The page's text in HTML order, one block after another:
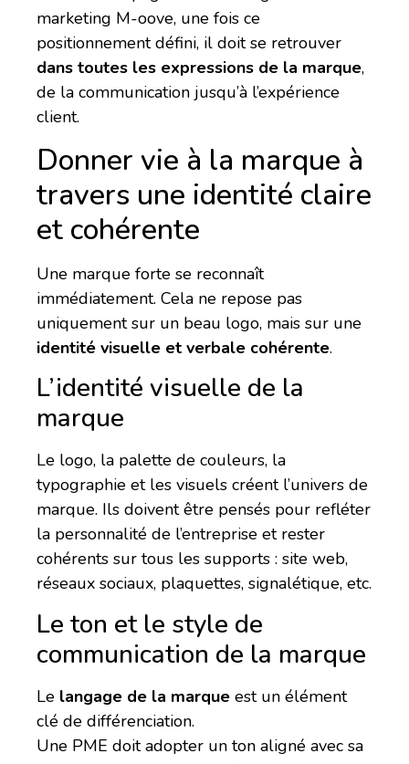
marketing M-oove, une fois ce
positionnement défini, il doit se retrouver
dans toutes les expressions de la marque,
de la communication jusqu’à l’expérience
client.
Donner vie à la marque à
travers une identité claire
et cohérente
Une marque forte se reconnaît
immédiatement. Cela ne repose pas
uniquement sur un beau logo, mais sur une
identité visuelle et verbale cohérente.
L’identité visuelle de la
marque
Le logo, la palette de couleurs, la
typographie et les visuels créent l’univers de
marque. Ils doivent être pensés pour refléter
la personnalité de l’entreprise et rester
cohérents sur tous les supports : site web,
réseaux sociaux, plaquettes, signalétique, etc.
Le ton et le style de
communication de la marque
Le langage de la marque est un élément
clé de différenciation.
Une PME doit adopter un ton aligné avec sa